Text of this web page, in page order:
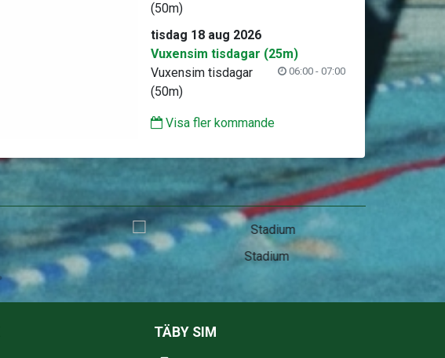
(50m)
tisdag 18 aug 2026
Vuxensim tisdagar (25m)
06:00 - 07:00
Vuxensim tisdagar
(50m)
Visa fler kommande
Stadium
TÄBY SIM